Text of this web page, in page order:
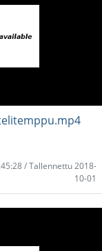
/ Tallennettu 2018-
10-01